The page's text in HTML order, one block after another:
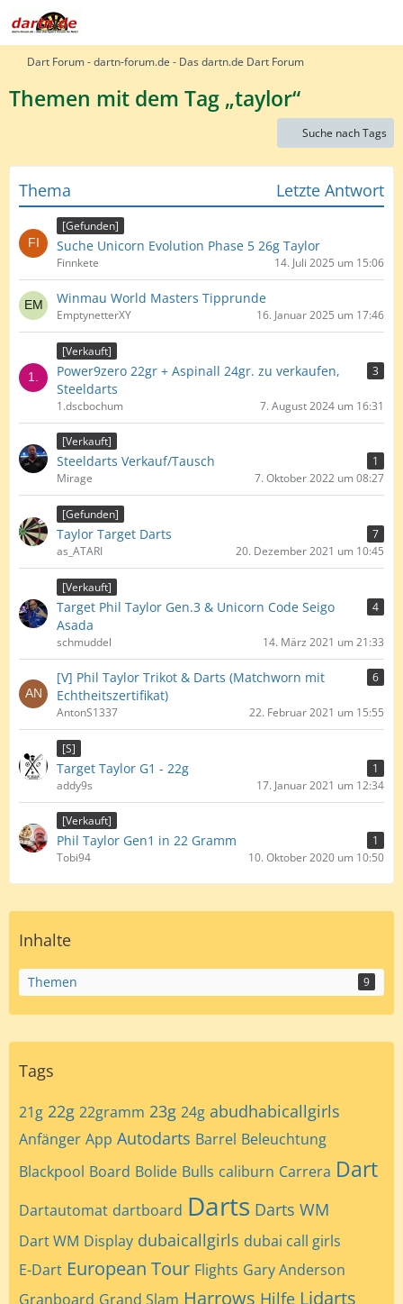
Dart Forum - dartn-forum.de - Das dartn.de Dart Forum
Themen mit dem Tag „taylor“
Suche nach Tags
Thema Letzte Antwort
[Gefunden]
Suche Unicorn Evolution Phase 5 26g Taylor
Finnkete 14. Juli 2025 um 15:06
Winmau World Masters Tipprunde
EmptynetterXY 16. Januar 2025 um 17:46
[Verkauft]
Power9zero 22gr + Aspinall 24gr. zu verkaufen,
Steeldarts
3
1.dscbochum 7. August 2024 um 16:31
[Verkauft]
Steeldarts Verkauf/Tausch
1
Mirage
7. Oktober 2022 um 08:27
[Gefunden]
Taylor Target Darts
7
as_ATARI
20. Dezember 2021 um 10:45
[Verkauft]
Target Phil Taylor Gen.3 & Unicorn Code Seigo
Asada
4
schmuddel 14. März 2021 um 21:33
[V] Phil Taylor Trikot & Darts (Matchworn mit
Echtheitszertifikat)
6
AntonS1337 22. Februar 2021 um 15:55
[S]
Target Taylor G1 - 22g
1
addy9s
17. Januar 2021 um 12:34
[Verkauft]
Phil Taylor Gen1 in 22 Gramm
1
Tobi94
10. Oktober 2020 um 10:50
Inhalte
Themen 9
Tags
21g 22g 22gramm 23g 24g abudhabicallgirls
Anfänger App Autodarts Barrel Beleuchtung
Blackpool Board Bolide Bulls caliburn Carrera Dart
Dartautomat dartboard Darts Darts WM
Dart WM Display dubaicallgirls dubai call girls
E-Dart European Tour Flights Gary Anderson
Granboard Grand Slam Harrows Hilfe Lidarts